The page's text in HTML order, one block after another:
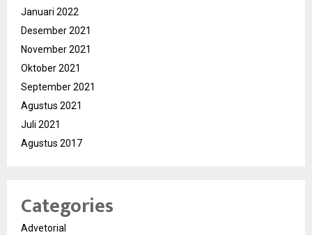
Januari 2022
Desember 2021
November 2021
Oktober 2021
September 2021
Agustus 2021
Juli 2021
Agustus 2017
Categories
Advetorial